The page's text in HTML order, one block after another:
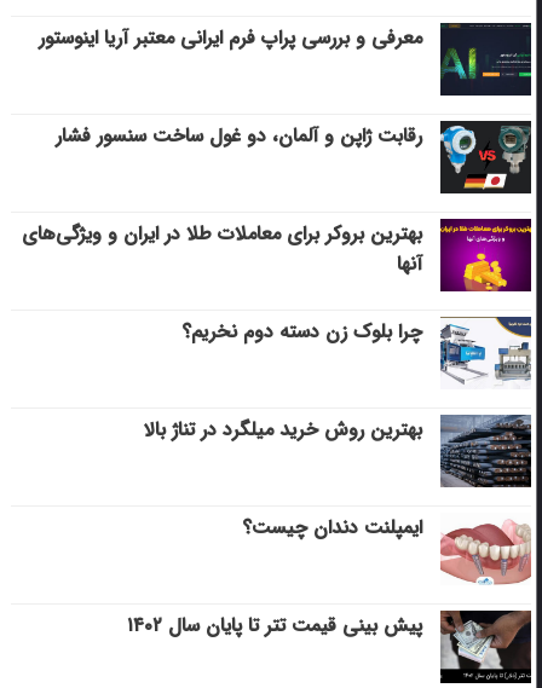
معرفی و بررسی پراپ فرم ایرانی معتبر آریا اینوستور
رقابت ژاپن و آلمان، دو غول ساخت سنسور فشار
بهترین بروکر برای معاملات طلا در ایران و ویژگی‌های
آنها
چرا بلوک زن دسته دوم نخریم؟
بهترین روش خرید میلگرد در تناژ بالا
ایمپلنت دندان چیست؟
پیش بینی قیمت تتر تا پایان سال ۱۴۰۲